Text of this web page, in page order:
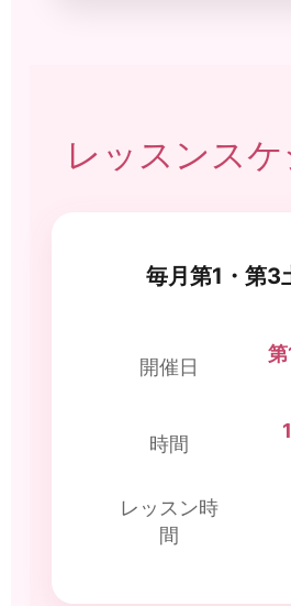
レッスンス
毎月第1・第3
開催日
時間
レッスン時
間